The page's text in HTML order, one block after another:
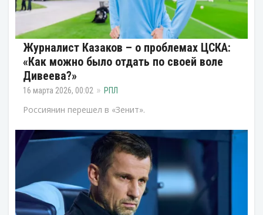
Журналист Казаков – о проблемах ЦСКА:
«Как можно было отдать по своей воле
Дивеева?»
16 марта 2026, 00:02 РПЛ
Россиянин перешел в «Зенит».